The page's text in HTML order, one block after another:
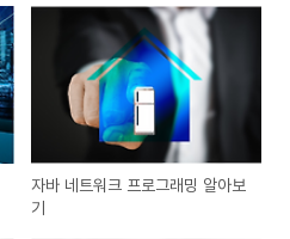
자바 네트워크 프로그래밍 알아보
기